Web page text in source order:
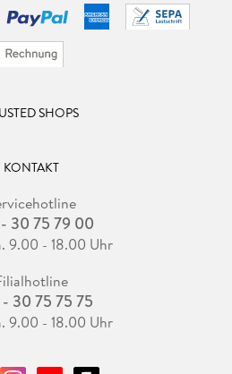
SHOPS
KONTAKT
30 75 79 00
9.00 - 18.00 Uhr
30 75 75 75
9.00 - 18.00 Uhr